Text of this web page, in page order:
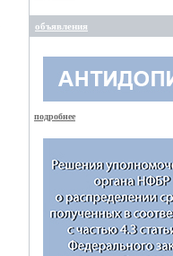
объявления
подробнее